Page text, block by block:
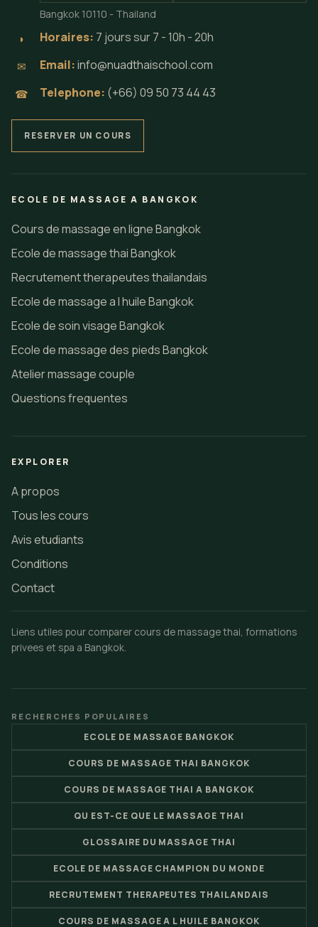
Bangkok 10110 - Thailand
◗ Horaires: 7 jours sur 7 - 10h - 20h
✉ Email:info@nuadthaischool.com
☎ Telephone: (+66) 09 50 73 44 43
RESERVER UN COURS
ECOLE DE MASSAGE A BANGKOK
Cours de massage en ligne Bangkok
Ecole de massage thai Bangkok
Recrutement therapeutes thailandais
Ecole de massage a l huile Bangkok
Ecole de soin visage Bangkok
Ecole de massage des pieds Bangkok
Atelier massage couple
Questions frequentes
EXPLORER
A propos
Tous les cours
Avis etudiants
Conditions
Contact
Liens utiles pour comparer cours de massage thai, formations
privees et spa a Bangkok.
RECHERCHES POPULAIRES
ECOLE DE MASSAGE BANGKOK
COURS DE MASSAGE THAI BANGKOK
COURS DE MASSAGE THAI A BANGKOK
QU EST-CE QUE LE MASSAGE THAI
GLOSSAIRE DU MASSAGE THAI
ECOLE DE MASSAGE CHAMPION DU MONDE
RECRUTEMENT THERAPEUTES THAILANDAIS
COURS DE MASSAGE A L HUILE BANGKOK